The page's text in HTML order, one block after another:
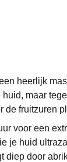
heerlijk
maar
de fruitzuren
voor een
je huid
diep door